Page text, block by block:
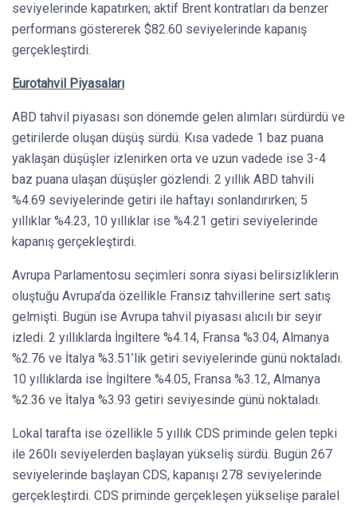
seviyelerinde kapatırken; aktif Brent kontratları da benzer
performans göstererek $82.60 seviyelerinde kapanış
gerçekleştirdi.
Eurotahvil Piyasaları
ABD tahvil piyasası son dönemde gelen alımları sürdürdü ve
getirilerde oluşan düşüş sürdü. Kısa vadede 1 baz puana
yaklaşan düşüşler izlenirken orta ve uzun vadede ise 3-4
baz puana ulaşan düşüşler gözlendi. 2 yıllık ABD tahvili
%4.69 seviyelerinde getiri ile haftayı sonlandırırken; 5
yıllıklar %4.23, 10 yıllıklar ise %4.21 getiri seviyelerinde
kapanış gerçekleştirdi.
Avrupa Parlamentosu seçimleri sonra siyasi belirsizliklerin
oluştuğu Avrupa’da özellikle Fransız tahvillerine sert satış
gelmişti. Bugün ise Avrupa tahvil piyasası alıcılı bir seyir
izledi. 2 yıllıklarda İngiltere %4.14, Fransa %3.04, Almanya
%2.76 ve İtalya %3.51’lik getiri seviyelerinde günü noktaladı.
10 yıllıklarda ise İngiltere %4.05, Fransa %3.12, Almanya
%2.36 ve İtalya %3.93 getiri seviyesinde günü noktaladı.
Lokal tarafta ise özellikle 5 yıllık CDS priminde gelen tepki
ile 260lı seviyelerden başlayan yükseliş sürdü. Bugün 267
seviyelerinde başlayan CDS, kapanışı 278 seviyelerinde
gerçekleştirdi. CDS priminde gerçekleşen yükselişe paralel